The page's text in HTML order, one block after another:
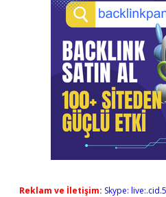
Reklam ve İletişim: Skype: